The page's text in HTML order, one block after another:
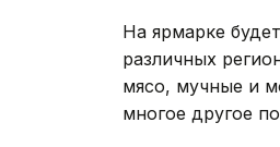
На ярмарке
различных
мясо, мучные и
многое другое